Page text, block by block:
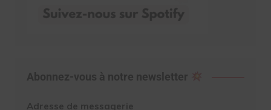
Abonnez-vous à notre newsletter
Adresse de messagerie